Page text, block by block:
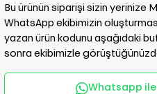
Bu ürünün siparişi sizin yerinize
WhatsApp ekibimizin
yazan ürün kodunu aşağıdaki
sonra ekibimizle
Whatsapp ile